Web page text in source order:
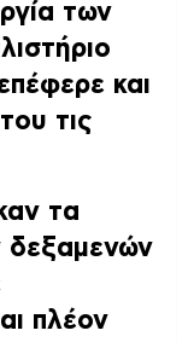
των
και
τις
τα
δεξαμενών
πλέον